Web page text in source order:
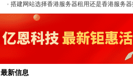
搭建网站选择香港服务器租用还是香港服务器
最新信息